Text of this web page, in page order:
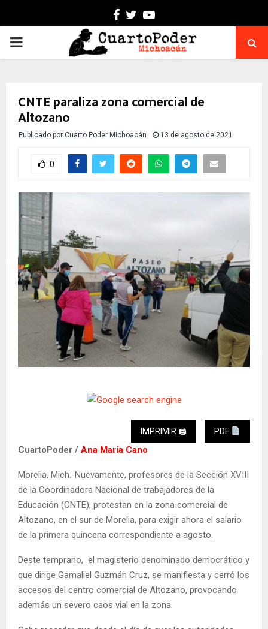
Facebook
TwitterYoutube
PRIMARY
CNTE paraliza zona comercial de
Altozano
Publicado por Cuarto Poder Michoacán 13 de agosto de 2021
0
IMPRIMIR 🖨 PDF
CuartoPoder / Ana María Cano
Morelia, Mich.-Nuevamente, profesores de la Sección XVIII
de la Coordinadora Nacional de trabajadores de la
Educación (CNTE), protestan en la zona comercial de
Altozano, en el sur de Morelia, para exigir ahora el salario
de la primera quincena correspondiente a agosto.
Deste temprano, el magisterio denominado democrático y
que dirige Gamaliel Guzmán Cruz, se manifiesta y cerró los
accesos del centro comercial de Altozano, provocando
además un severo caos vial en la zona.